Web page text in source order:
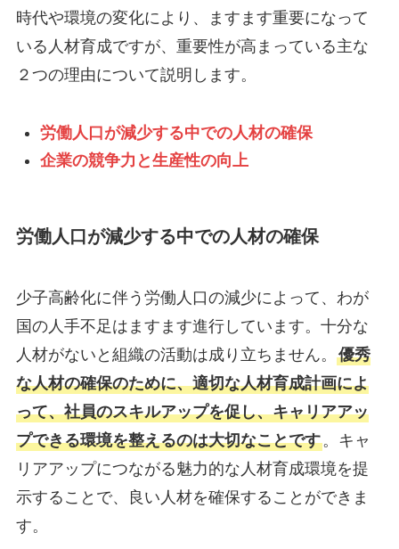
時代や環境の変化により、ますます重要になって
いる人材育成ですが、重要性が高まっている主な
２つの理由について説明します。
労働人口が減少する中での人材の確保
企業の競争力と生産性の向上
労働人口が減少する中での人材の確保
少子高齢化に伴う労働人口の減少によって、わが
国の人手不足はますます進行しています。十分な
人材がないと組織の活動は成り立ちません。 優秀
な人材の確保のために、適切な人材育成計画によ
って、社員のスキルアップを促し、キャリアアッ
プできる環境を整えるのは大切なことです。キャ
リアアップにつながる魅力的な人材育成環境を提
示することで、良い人材を確保することができま
す。